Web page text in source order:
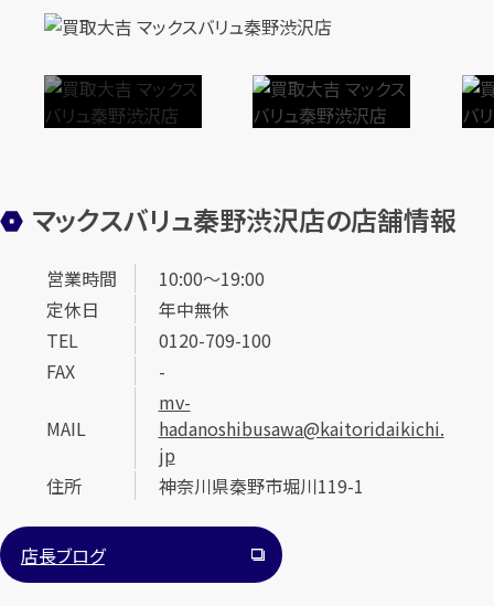
今すぐ査定金額をお伝えいたします
マックスバリュ秦野渋沢店の店舗情報
営業時間
10:00～19:00
定休日
年中無休
TEL
0120-709-100
FAX
-
MAIL
mv-
hadanoshibusawa@kaitoridaikichi.
jp
住所
神奈川県秦野市堀川119-1
店長ブログ